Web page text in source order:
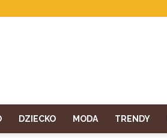
DZIECKO MODA TRENDY